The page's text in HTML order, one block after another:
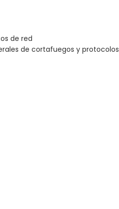
de red
de cortafuegos y protocolos